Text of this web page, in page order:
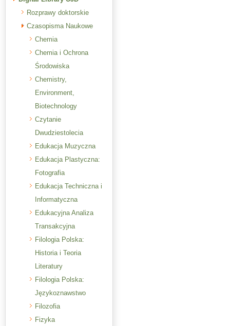
Rozprawy doktorskie
Czasopisma Naukowe
Chemia
Chemia i Ochrona
Środowiska
Chemistry,
Environment,
Biotechnology
Czytanie
Dwudziestolecia
Edukacja Muzyczna
Edukacja Plastyczna:
Fotografia
Edukacja Techniczna i
Informatyczna
Edukacyjna Analiza
Transakcyjna
Filologia Polska:
Historia i Teoria
Literatury
Filologia Polska:
Językoznawstwo
Filozofia
Fizyka